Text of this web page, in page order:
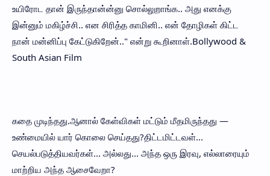
உயிரோட தான் இருந்தான்ன்னு சொல்லுறாங்க.. அது எனக்கு
இன்னும் மகிழ்ச்சி.. என சிரித்த காமினி.. என் தோழிகள் கிட்ட
நான் மன்னிப்பு கேட்டுகிறேன்.." என்று கூறினாள்.Bollywood &
South Asian Film
கதை முடிந்தது.ஆனால் கேள்விகள் மட்டும் மீதமிருந்தது —
உண்மையில் யார் கொலை செய்தது?திட்டமிட்டவள்...
செயல்படுத்தியவர்கள்... அல்லது... அந்த ஒரு இரவு, எல்லாரையும்
மாற்றிய அந்த ஆசைவேறா?